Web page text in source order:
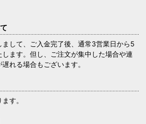
して、ご入金完了後、通常3営業日から5
ます。但し、ご注文が集中した場合や連
れる場合もございます。
す。